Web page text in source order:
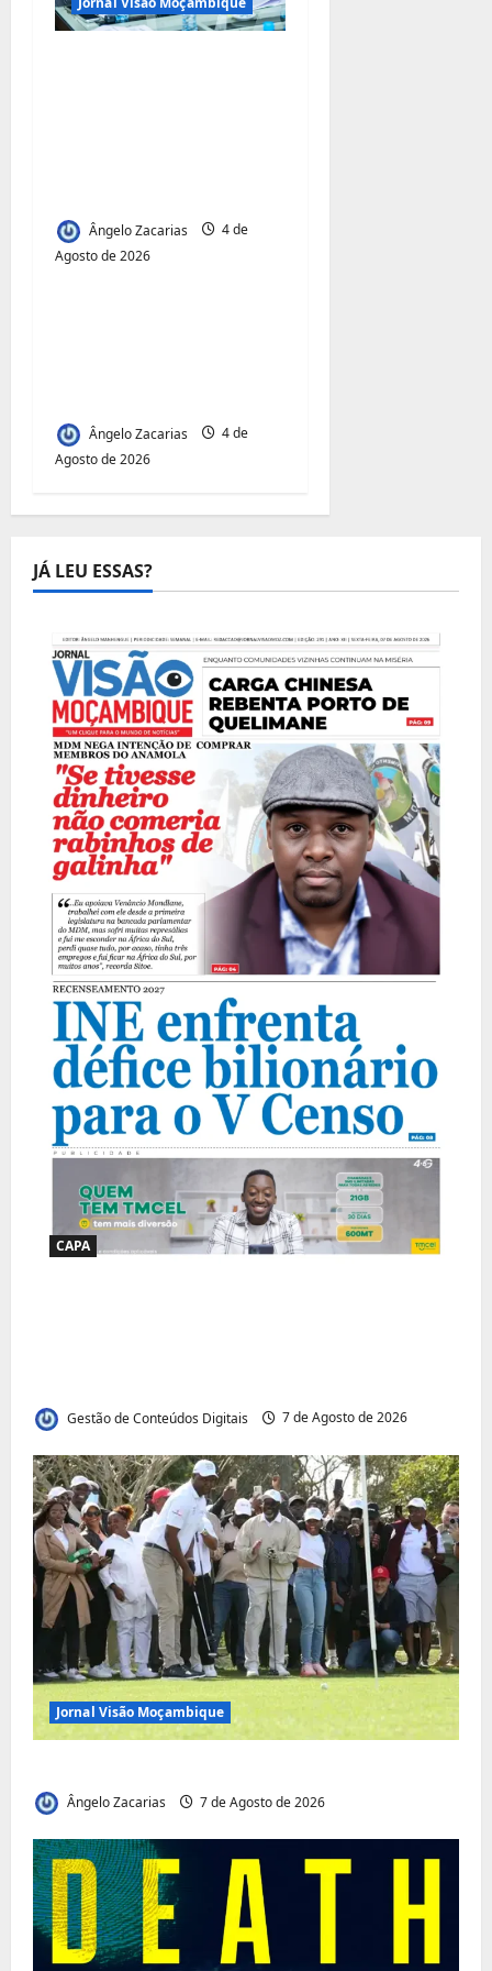
Ângelo Zacarias
4 de
Agosto de 2026
Jornal Visão Moçambique
Ângelo Zacarias
4 de
Agosto de 2026
JÁ LEU ESSAS?
CAPA
Gestão de Conteúdos Digitais 7 de Agosto de 2026
Jornal Visão Moçambique
Ângelo Zacarias 7 de Agosto de 2026